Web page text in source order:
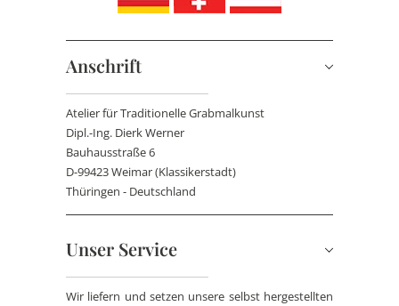
Anschrift
Atelier für Traditionelle Grabmalkunst
Dipl.-Ing. Dierk Werner
Bauhausstraße 6
D-99423 Weimar (Klassikerstadt)
Thüringen - Deutschland
Unser Service
Wir liefern und setzen unsere selbst hergestellten